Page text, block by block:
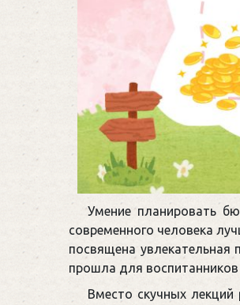
Умение планировать
современного человека
посвящена увлекательная
прошла для воспитанников
Вместо скучных